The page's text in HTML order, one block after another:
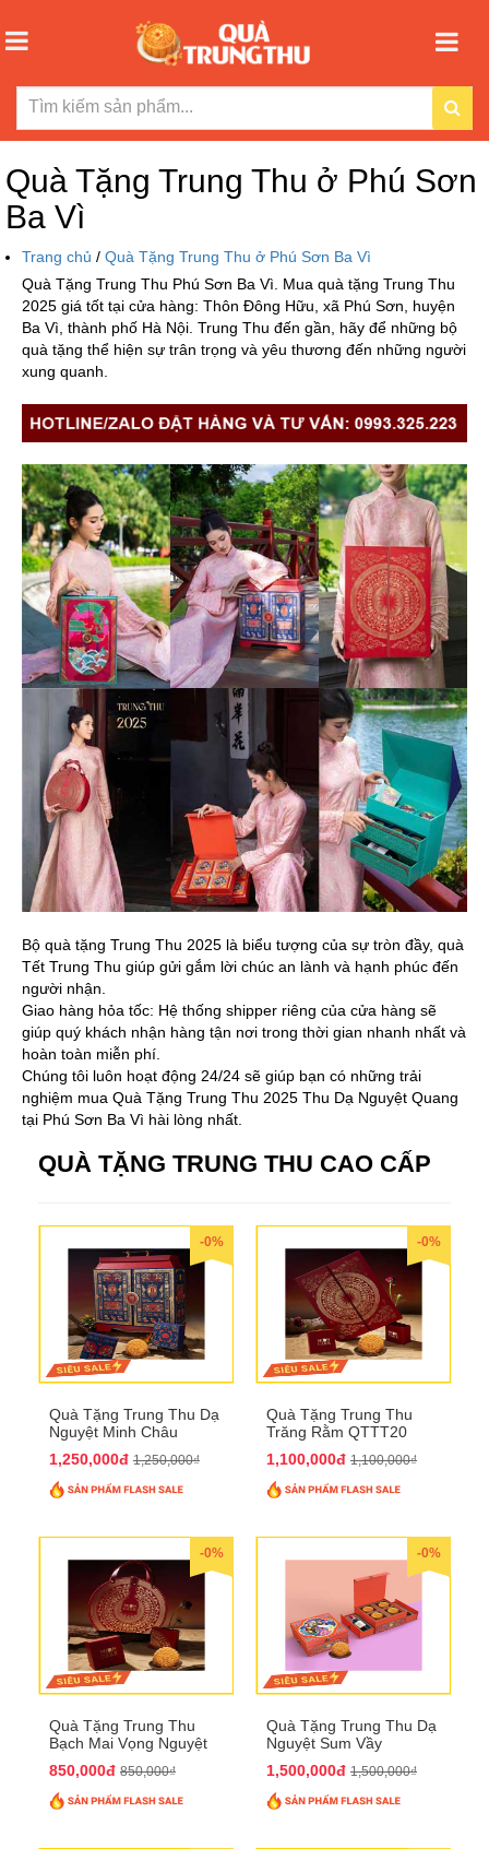
Quà Tặng Trung Thu ở Phú Sơn
Ba Vì
Trang chủ / Quà Tặng Trung Thu ở Phú Sơn Ba Vì
Quà Tặng Trung Thu Phú Sơn Ba Vì. Mua quà tặng Trung Thu
2025 giá tốt tại cửa hàng: Thôn Đông Hữu, xã Phú Sơn, huyện
Ba Vì, thành phố Hà Nội. Trung Thu đến gần, hãy để những bộ
quà tặng thể hiện sự trân trọng và yêu thương đến những người
xung quanh.
Bộ quà tặng Trung Thu 2025 là biểu tượng của sự tròn đầy, quà
Tết Trung Thu giúp gửi gắm lời chúc an lành và hạnh phúc đến
người nhận.
Giao hàng hỏa tốc: Hệ thống shipper riêng của cửa hàng sẽ
giúp quý khách nhận hàng tận nơi trong thời gian nhanh nhất và
hoàn toàn miễn phí.
Chúng tôi luôn hoạt động 24/24 sẽ giúp bạn có những trải
nghiệm mua Quà Tặng Trung Thu 2025 Thu Dạ Nguyệt Quang
tại Phú Sơn Ba Vì hài lòng nhất.
QUÀ TẶNG TRUNG THU CAO CẤP
-0%
Quà Tặng Trung Thu Dạ
Nguyệt Minh Châu
1,250,000đ 1,250,000₫
-0%
Quà Tặng Trung Thu
Trăng Rằm QTTT20
1,100,000đ 1,100,000₫
-0%
Quà Tặng Trung Thu
Bạch Mai Vọng Nguyệt
850,000đ 850,000₫
-0%
Quà Tặng Trung Thu Dạ
Nguyệt Sum Vầy
1,500,000đ 1,500,000₫